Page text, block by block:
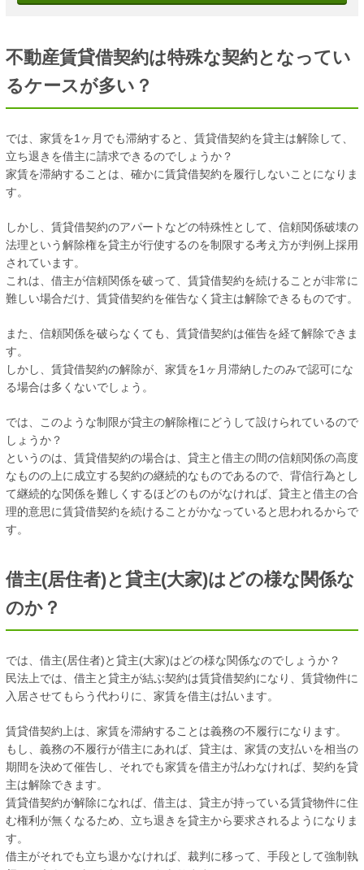
不動産賃貸借契約は特殊な契約となってい
るケースが多い？
では、家賃を1ヶ月でも滞納すると、賃貸借契約を貸主は解除して、
立ち退きを借主に請求できるのでしょうか？
家賃を滞納することは、確かに賃貸借契約を履行しないことになりま
す。
しかし、賃貸借契約のアパートなどの特殊性として、信頼関係破壊の
法理という解除権を貸主が行使するのを制限する考え方が判例上採用
されています。
これは、借主が信頼関係を破って、賃貸借契約を続けることが非常に
難しい場合だけ、賃貸借契約を催告なく貸主は解除できるものです。
また、信頼関係を破らなくても、賃貸借契約は催告を経て解除できま
す。
しかし、賃貸借契約の解除が、家賃を1ヶ月滞納したのみで認可にな
る場合は多くないでしょう。
では、このような制限が貸主の解除権にどうして設けられているので
しょうか？
というのは、賃貸借契約の場合は、貸主と借主の間の信頼関係の高度
なものの上に成立する契約の継続的なものであるので、背信行為とし
て継続的な関係を難しくするほどのものがなければ、貸主と借主の合
理的意思に賃貸借契約を続けることがかなっていると思われるからで
す。
借主(居住者)と貸主(大家)はどの様な関係な
のか？
では、借主(居住者)と貸主(大家)はどの様な関係なのでしょうか？
民法上では、借主と貸主が結ぶ契約は賃貸借契約になり、賃貸物件に
入居させてもらう代わりに、家賃を借主は払います。
賃貸借契約上は、家賃を滞納することは義務の不履行になります。
もし、義務の不履行が借主にあれば、貸主は、家賃の支払いを相当の
期間を決めて催告し、それでも家賃を借主が払わなければ、契約を貸
主は解除できます。
賃貸借契約が解除になれば、借主は、貸主が持っている賃貸物件に住
む権利が無くなるため、立ち退きを貸主から要求されるようになりま
す。
借主がそれでも立ち退かなければ、裁判に移って、手段として強制執